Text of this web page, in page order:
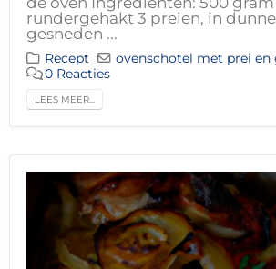
rundergehakt 3 preien, in
gesneden ...
Recept
ovenschotel met prei en
0 Reacties
LEES MEER...